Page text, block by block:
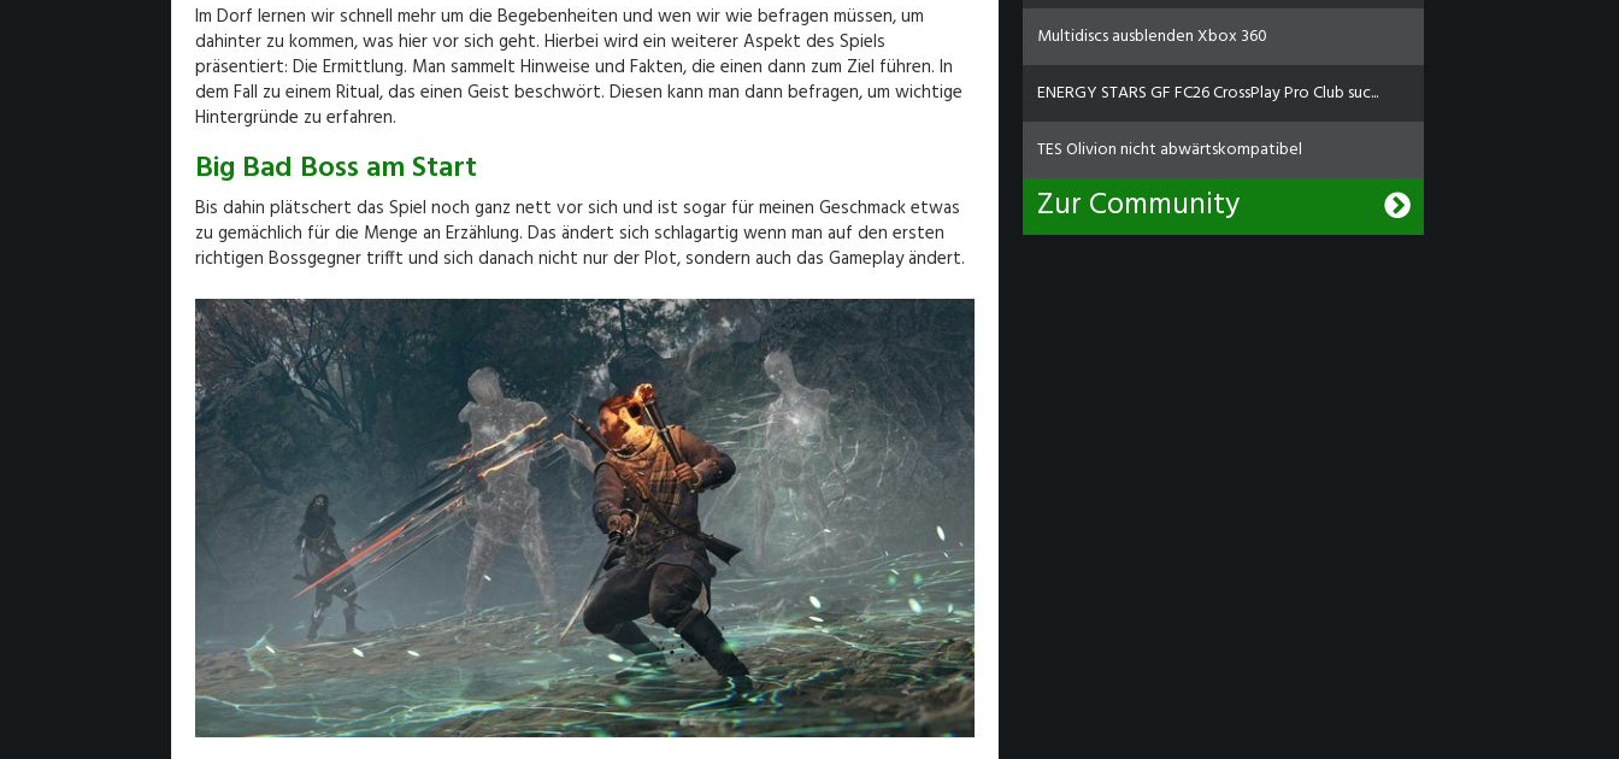
Im Dorf lernen wir schnell mehr um die Begebenheiten und wen wir wie befragen müssen, um
dahinter zu kommen, was hier vor sich geht. Hierbei wird ein weiterer Aspekt des Spiels
präsentiert: Die Ermittlung. Man sammelt Hinweise und Fakten, die einen dann zum Ziel führen. In
dem Fall zu einem Ritual, das einen Geist beschwört. Diesen kann man dann befragen, um wichtige
Hintergründe zu erfahren.
Big Bad Boss am Start
Bis dahin plätschert das Spiel noch ganz nett vor sich und ist sogar für meinen Geschmack etwas
zu gemächlich für die Menge an Erzählung. Das ändert sich schlagartig wenn man auf den ersten
richtigen Bossgegner trifft und sich danach nicht nur der Plot, sondern auch das Gameplay ändert.
Multidiscs ausblenden Xbox 360
ENERGY STARS GF FC26 CrossPlay Pro Club suc...
TES Olivion nicht abwärtskompatibel
Zur Community